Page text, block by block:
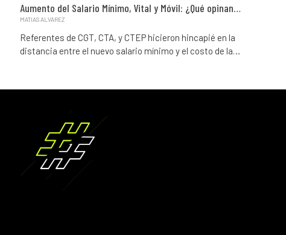
Aumento del Salario Mínimo, Vital y Móvil: ¿Qué opinan…
MATIAS ALVAREZ
Referentes de CGT, CTA, y CTEP hicieron hincapié en la
distancia entre el nuevo salario mínimo y el costo de la…